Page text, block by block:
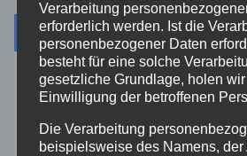
Kategorien
Aktuelles
Allgemein
Verarbeitung
erforderlich werden. Ist die
personenbezogener Daten
besteht für eine solche
gesetzliche Grundlage, holen
Einwilligung der betroffenen
Die Verarbeitung
beispielsweise des Namens, der